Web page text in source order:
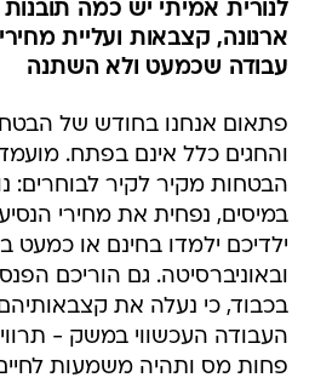
לנורית אמיתי יש כמה
ארנונה, קצבאות ועליית
עבודה שכמעט ולא השתנה
פתאום אנחנו בחודש של
והחגים כלל אינם בפתח.
הבטחות מקיר לקיר לבוחרים:
במיסים, נפחית את מחירי
ילדיכם ילמדו בחינם או כמעט
ובאוניברסיטה. גם הוריכם
בכבוד, כי נעלה את
העבודה העכשווי במשק -
פחות מס ותהיה משמעות